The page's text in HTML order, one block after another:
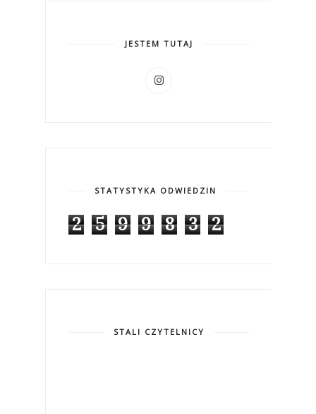
JESTEM TUTAJ
STATYSTYKA ODWIEDZIN
2 5 9 9 8 3 2
STALI CZYTELNICY